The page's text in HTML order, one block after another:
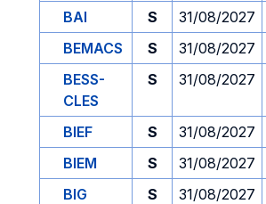
BAI
S 31/08/2027
BEMACS
S 31/08/2027
BESS-
CLES
S 31/08/2027
BIEF S 31/08/2027
BIEM
S 31/08/2027
BIG
S 31/08/2027